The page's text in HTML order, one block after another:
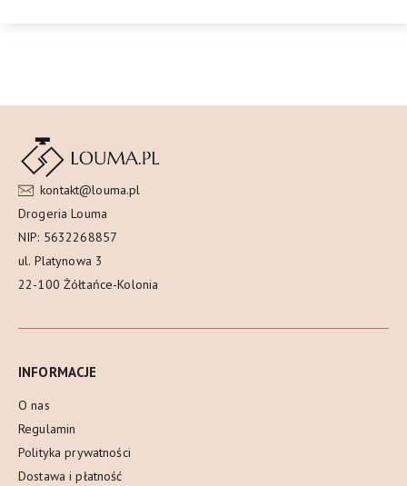
kontakt@louma.pl
Drogeria Louma
NIP: 5632268857
ul. Platynowa 3
22-100 Żółtańce-Kolonia
INFORMACJE
O nas
Regulamin
Polityka prywatności
Dostawa i płatność